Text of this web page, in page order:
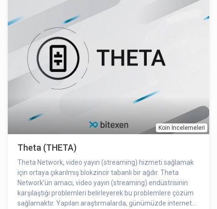
Koin İncelemeleri
Theta (THETA)
Theta Network, video yayın (streaming) hizmeti sağlamak
için ortaya çıkarılmış blokzincir tabanlı bir ağdır. Theta
Network’ün amacı, video yayın (streaming) endüstrisinin
karşılaştığı problemleri belirleyerek bu problemlere çözüm
sağlamaktır. Yapılan araştırmalarda, günümüzde internet